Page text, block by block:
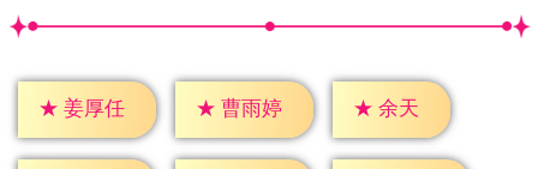
★ 姜厚任 ★ 曹雨婷 ★ 余天